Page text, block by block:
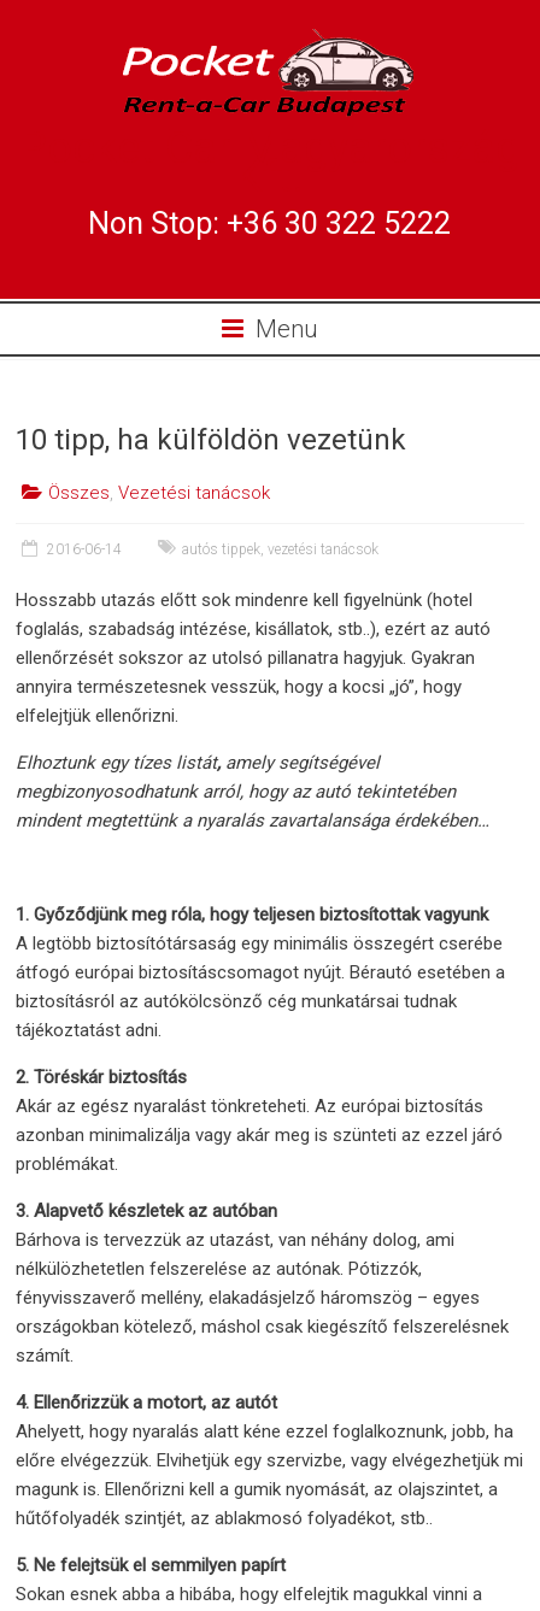
Non Stop: +36 30 322 5222
Menu
10 tipp, ha külföldön vezetünk
Összes,Vezetési tanácsok
2016-06-14 autós tippek,vezetési tanácsok
Hosszabb utazás előtt sok mindenre kell figyelnünk (hotel
foglalás, szabadság intézése, kisállatok, stb..), ezért az autó
ellenőrzését sokszor az utolsó pillanatra hagyjuk. Gyakran
annyira természetesnek vesszük, hogy a kocsi „jó”, hogy
elfelejtjük ellenőrizni.
Elhoztunk egy tízes listát, amely segítségével
megbizonyosodhatunk arról, hogy az autó tekintetében
mindent megtettünk a nyaralás zavartalansága érdekében…
1. Győződjünk meg róla, hogy teljesen biztosítottak vagyunk
A legtöbb biztosítótársaság egy minimális összegért cserébe
átfogó európai biztosításcsomagot nyújt. Bérautó esetében a
biztosításról az autókölcsönző cég munkatársai tudnak
tájékoztatást adni.
2. Töréskár biztosítás
Akár az egész nyaralást tönkreteheti. Az európai biztosítás
azonban minimalizálja vagy akár meg is szünteti az ezzel járó
problémákat.
3. Alapvető készletek az autóban
Bárhova is tervezzük az utazást, van néhány dolog, ami
nélkülözhetetlen felszerelése az autónak. Pótizzók,
fényvisszaverő mellény, elakadásjelző háromszög – egyes
országokban kötelező, máshol csak kiegészítő felszerelésnek
számít.
4. Ellenőrizzük a motort, az autót
Ahelyett, hogy nyaralás alatt kéne ezzel foglalkoznunk, jobb, ha
előre elvégezzük. Elvihetjük egy szervizbe, vagy elvégezhetjük mi
magunk is. Ellenőrizni kell a gumik nyomását, az olajszintet, a
hűtőfolyadék szintjét, az ablakmosó folyadékot, stb..
5. Ne felejtsük el semmilyen papírt
Sokan esnek abba a hibába, hogy elfelejtik magukkal vinni a